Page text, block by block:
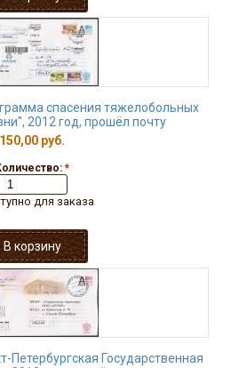
спасения тяжелобольных
2012 год, прошёл почту
150,00 руб.
*
для заказа
Петербургская Государственная